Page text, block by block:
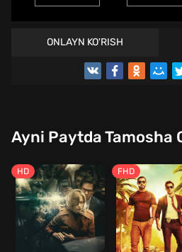
ONLAYN KO'RISH
TREYLER
Ayni Paytda Tamosha
HD FHD